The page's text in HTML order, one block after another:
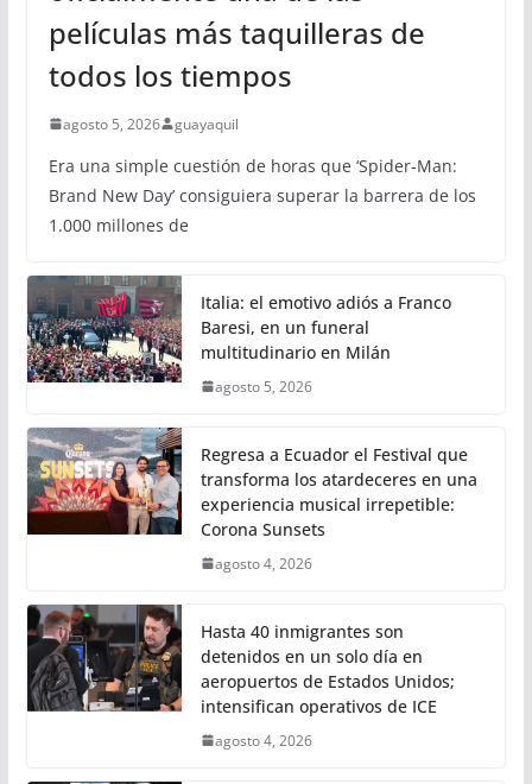
películas más taquilleras de
todos los tiempos
agosto 5, 2026 guayaquil
Era una simple cuestión de horas que ‘Spider-Man:
Brand New Day’ consiguiera superar la barrera de los
1.000 millones de
Italia: el emotivo adiós a Franco
Baresi, en un funeral
multitudinario en Milán
agosto 5, 2026
Regresa a Ecuador el Festival que
transforma los atardeceres en una
experiencia musical irrepetible:
Corona Sunsets
agosto 4, 2026
Hasta 40 inmigrantes son
detenidos en un solo día en
aeropuertos de Estados Unidos;
intensifican operativos de ICE
agosto 4, 2026